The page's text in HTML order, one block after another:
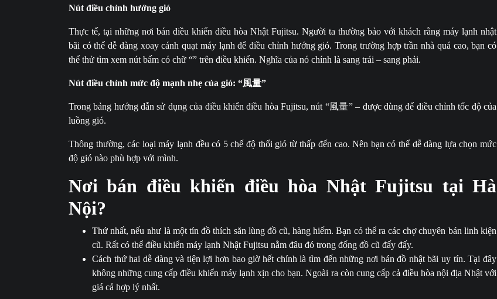
Nút điều chỉnh hướng gió
Thực tế, tại những nơi bán điều khiển điều hòa Nhật Fujitsu. Người ta thường bảo với khách rằng máy lạnh nhật
bãi có thể dễ dàng xoay cánh quạt máy lạnh để điều chỉnh hướng gió. Trong trường hợp trần nhà quá cao, bạn có
thể thử tìm xem nút bấm có chữ “” trên điều khiển. Nghĩa của nó chính là sang trái – sang phải.
Nút điều chỉnh mức độ mạnh nhẹ của gió: “風量”
Trong bảng hướng dẫn sử dụng của điều khiển điều hòa Fujitsu, nút “風量” – được dùng để điều chỉnh tốc độ của
luồng gió.
Thông thường, các loại máy lạnh đều có 5 chế độ thổi gió từ thấp đến cao. Nên bạn có thể dễ dàng lựa chọn mức
độ gió nào phù hợp với mình.
Nơi bán điều khiển điều hòa Nhật Fujitsu tại Hà
Nội?
Thứ nhất, nếu như là một tín đồ thích săn lùng đồ cũ, hàng hiếm. Bạn có thể ra các chợ chuyên bán linh kiện
cũ. Rất có thể điều khiển máy lạnh Nhật Fujitsu nằm đâu đó trong đống đồ cũ đấy đấy.
Cách thứ hai dễ dàng và tiện lợi hơn bao giờ hết chính là tìm đến những nơi bán đồ nhật bãi uy tín. Tại đây
không những cung cấp điều khiển máy lạnh xịn cho bạn. Ngoài ra còn cung cấp cả điều hòa nội địa Nhật với
giá cả hợp lý nhất.